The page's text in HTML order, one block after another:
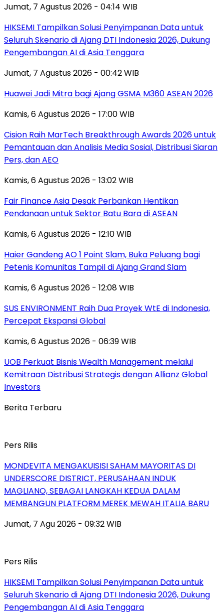
Jumat, 7 Agustus 2026 - 04:14 WIB
HIKSEMI Tampilkan Solusi Penyimpanan Data untuk
Seluruh Skenario di Ajang DTI Indonesia 2026, Dukung
Pengembangan AI di Asia Tenggara
Jumat, 7 Agustus 2026 - 00:42 WIB
Huawei Jadi Mitra bagi Ajang GSMA M360 ASEAN 2026
Kamis, 6 Agustus 2026 - 17:00 WIB
Cision Raih MarTech Breakthrough Awards 2026 untuk
Pemantauan dan Analisis Media Sosial, Distribusi Siaran
Pers, dan AEO
Kamis, 6 Agustus 2026 - 13:02 WIB
Fair Finance Asia Desak Perbankan Hentikan
Pendanaan untuk Sektor Batu Bara di ASEAN
Kamis, 6 Agustus 2026 - 12:10 WIB
Haier Gandeng AO 1 Point Slam, Buka Peluang bagi
Petenis Komunitas Tampil di Ajang Grand Slam
Kamis, 6 Agustus 2026 - 12:08 WIB
SUS ENVIRONMENT Raih Dua Proyek WtE di Indonesia,
Percepat Ekspansi Global
Kamis, 6 Agustus 2026 - 06:39 WIB
UOB Perkuat Bisnis Wealth Management melalui
Kemitraan Distribusi Strategis dengan Allianz Global
Investors
Berita Terbaru
Pers Rilis
MONDEVITA MENGAKUISISI SAHAM MAYORITAS DI
UNDERSCORE DISTRICT, PERUSAHAAN INDUK
MAGLIANO, SEBAGAI LANGKAH KEDUA DALAM
MEMBANGUN PLATFORM MEREK MEWAH ITALIA BARU
Jumat, 7 Agu 2026 - 09:32 WIB
Pers Rilis
HIKSEMI Tampilkan Solusi Penyimpanan Data untuk
Seluruh Skenario di Ajang DTI Indonesia 2026, Dukung
Pengembangan AI di Asia Tenggara